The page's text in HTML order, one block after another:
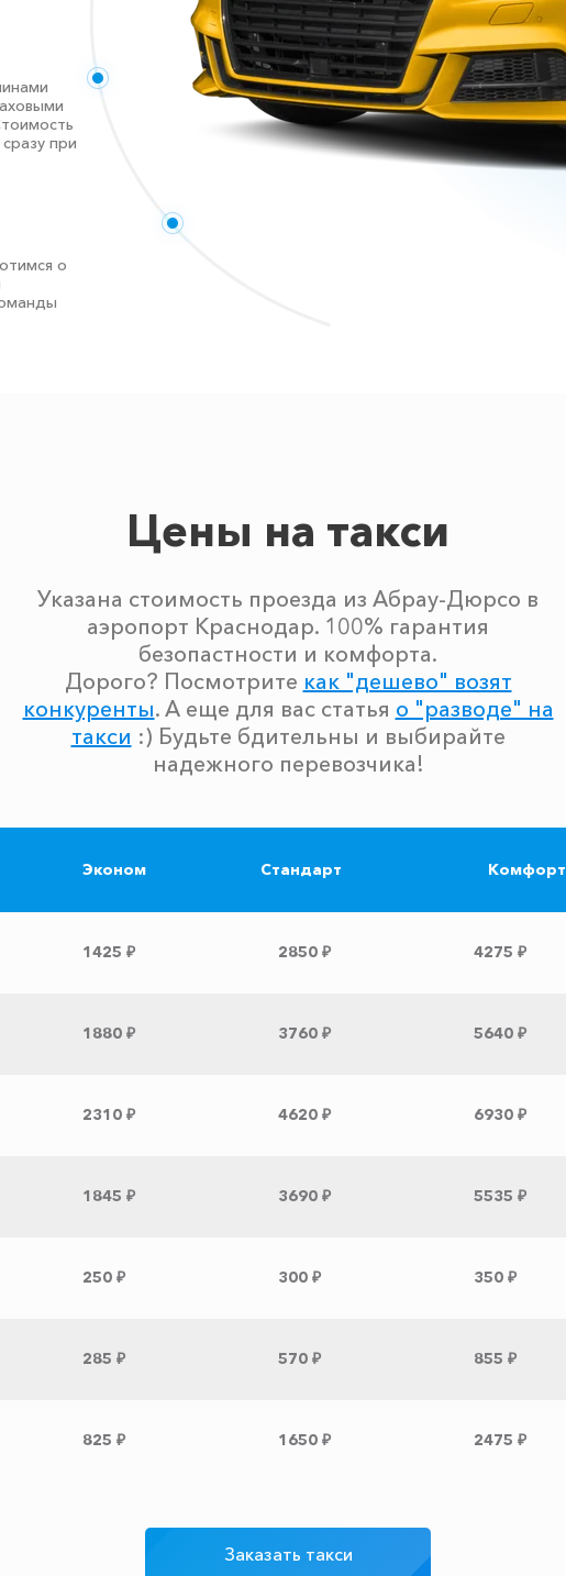
при
о
Цены на такси
Указана стоимость проезда из Абрау-Дюрсо в
аэропорт Краснодар. 100% гарантия
безопастности и комфорта.
Дорого? Посмотрите как "дешево" возят
конкуренты. А еще для вас статья о "разводе" на
такси :) Будьте бдительны и выбирайте
надежного перевозчика!
Эконом Стандарт Комфорт
1425 ₽ 2850 ₽ 4275 ₽
1880 ₽ 3760 ₽ 5640 ₽
2310 ₽ 4620 ₽ 6930 ₽
1845 ₽ 3690 ₽ 5535 ₽
250 ₽ 300 ₽ 350 ₽
285 ₽ 570 ₽ 855 ₽
825 ₽ 1650 ₽ 2475 ₽
Заказать такси